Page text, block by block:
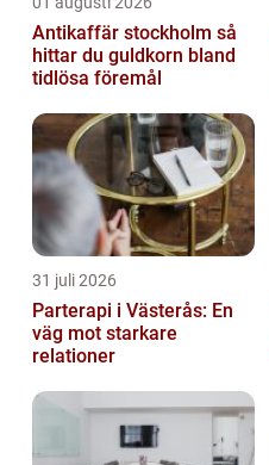
Antikaffär stockholm så
hittar du guldkorn bland
tidlösa föremål
31 juli 2026
Parterapi i Västerås: En
väg mot starkare
relationer